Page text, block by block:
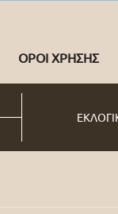
ΟΡΟΙ ΧΡΗΣΗΣ